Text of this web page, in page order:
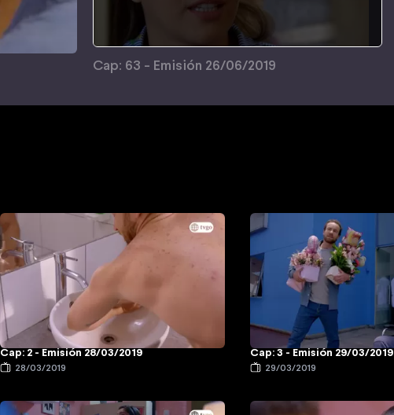
Cap: 63 - Emisión 26/06/2019
Cap: 2 - Emisión 28/03/2019
28/03/2019
Cap: 3 - Emisión 29/03/2019
29/03/2019